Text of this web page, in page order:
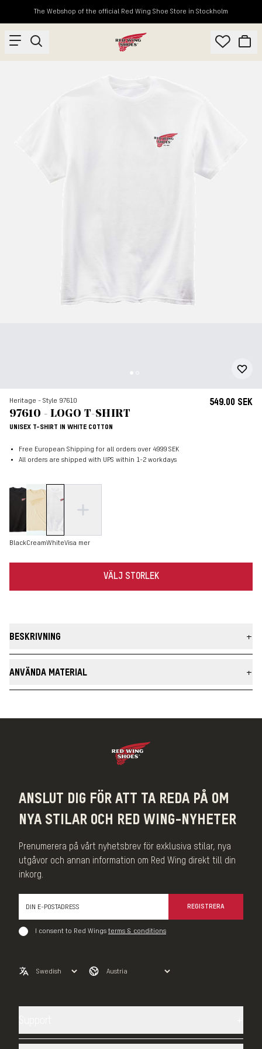
The Webshop of the official Red Wing Shoe Store in Stockholm
Heritage - Style 97610
97610 - LOGO T-SHIRT
UNISEX T-SHIRT IN WHITE COTTON
549.00 SEK
Free European Shipping for all orders over 4999 SEK
All orders are shipped with UPS within 1-2 workdays
BlackCreamWhiteVisa mer
VÄLJ STORLEK
BESKRIVNING
Our Logo T-Shirt is updated with a new, heavier weight cotton
material. It is cut, sewn, and printed in the USA.
MADE IN THE USA
ANVÄNDA MATERIAL
ANSLUT DIG FÖR ATT TA REDA PÅ OM
NYA STILAR OCH RED WING-NYHETER
Prenumerera på vårt nyhetsbrev för exklusiva stilar, nya
utgåvor och annan information om Red Wing direkt till din
inkorg.
REGISTRERA
I consent to Red Wings terms & conditions
Kontakta oss